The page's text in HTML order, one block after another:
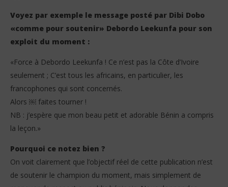
Voyez par exemple le message posté par Dibi Dobo
«comme pour soutenir» Debordo Leekunfa pour son
exploit du moment :
«Force à Debordo Leekunfa ! Ce n’est pas la Côte d’Ivoire
seulement ; C’est tous les africains, en particulier, les
francophones qui sont concernés.
Alors ￼ faites tourner !
NB : j’espère que mon beau petit et adorable Bénin a compris
la leçon.»
Pourquoi ce notez bien ?
On voit clairement que l’objectif réel de cette publication n’est
de soutenir le champion du moment, mais simplement de